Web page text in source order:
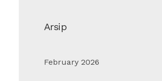
Arsip
February 2026